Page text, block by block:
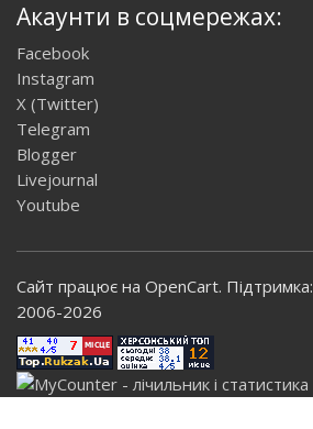
Акаунти в соцмережах:
Facebook
Instagram
X (Twitter)
Telegram
Blogger
Livejournal
Youtube
Сайт працює на OpenCart. Підтримка:
2006-2026